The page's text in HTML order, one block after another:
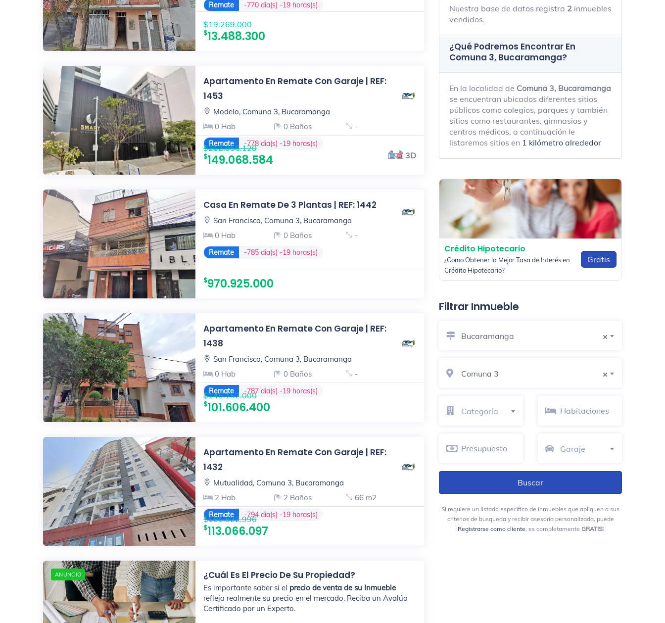
Remate -770 dia(s) -19 horas(s)
$19.269.000
13.488.300
Apartamento En Remate Con Garaje | REF:
1453
Modelo, Comuna 3, Bucaramanga
0 Hab
0 Baños -
Remate -778 dia(s) -19 horas(s)
$212.955.120
149.068.584 3D
Casa En Remate De 3 Plantas | REF: 1442
San Francisco, Comuna 3, Bucaramanga
0 Hab
0 Baños -
Remate -785 dia(s) -19 horas(s)
970.925.000
Apartamento En Remate Con Garaje | REF:
1438
San Francisco, Comuna 3, Bucaramanga
0 Hab
0 Baños -
Remate -787 dia(s) -19 horas(s)
$145.152.000
101.606.400
Apartamento En Remate Con Garaje | REF:
1432
Mutualidad, Comuna 3, Bucaramanga
2 Hab
2 Baños 66 m2
Remate -794 dia(s) -19 horas(s)
$161.522.996
113.066.097
ANUNCIO ¿Cuál Es El Precio De Su Propiedad?
Es importante saber si el precio de venta de su Inmueble
refleja realmente su precio en el mercado. Reciba un Avalúo
Certificado por un Experto.
Nuestra base de datos registra 2 inmuebles
vendidos.
¿Qué Podremos Encontrar En
Comuna 3, Bucaramanga?
En la localidad de Comuna 3, Bucaramanga
se encuentran ubicados diferentes sitios
públicos como colegios, parques y también
sitios como restaurantes, gimnasios y
centros médicos, a continuación le
listaremos sitios en 1 kilómetro alrededor
Crédito Hipotecario
¿Como Obtener la Mejor Tasa de Interés en
Crédito Hipotecario?
Gratis
Filtrar Inmueble
×
Bucaramanga
×
Comuna 3
Categoría
Garaje
Si requiere un listado especifico de inmuebles que apliquen a sus
criterios de busqueda y recibir asesoria personalizada, puede
Registrarse como cliente, es completamente GRATIS!